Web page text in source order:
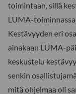
toimintaan, sillä
LUMA-
Kestävyyden eri
ainakaan LUMA-
keskustelu
senkin
mitä ohjelmaa oli